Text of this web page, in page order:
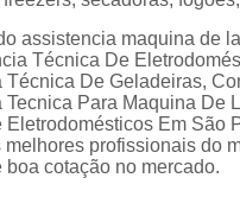
assistencia maquina de
Técnica De
Técnica De Geladeiras,
Tecnica Para Maquina De
Eletrodomésticos Em São
melhores profissionais do
boa cotação no mercado.